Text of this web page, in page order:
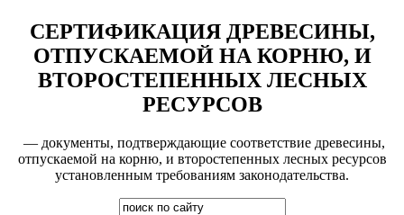
СЕРТИФИКАЦИЯ ДРЕВЕСИНЫ,
ОТПУСКАЕМОЙ НА КОРНЮ, И
ВТОРОСТЕПЕННЫХ ЛЕСНЫХ
РЕСУРСОВ
— документы, подтверждающие соответствие древесины,
отпускаемой на корню, и второстепенных лесных ресурсов
установленным требованиям законодательства.